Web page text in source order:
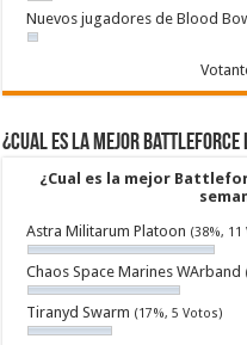
Nuevos jugadores de Blood
¿Cual es la mejor Battleforce
¿Cual es la mejor
Astra Militarum Platoon (38%, 11
Chaos Space Marines WArband
Tiranyd Swarm (17%, 5 Votos)